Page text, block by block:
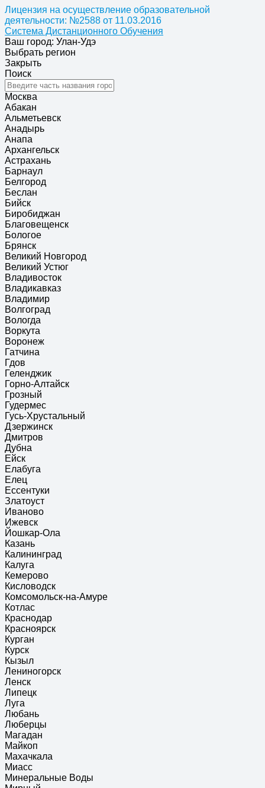
Лицензия на осуществление образовательной
деятельности: №2588 от 11.03.2016
Система Дистанционного Обучения
Ваш город: Улан-Удэ
Выбрать регион
Закрыть
Поиск
Москва
Абакан
Альметьевск
Анадырь
Анапа
Архангельск
Астрахань
Барнаул
Белгород
Беслан
Бийск
Биробиджан
Благовещенск
Бологое
Брянск
Великий Новгород
Великий Устюг
Владивосток
Владикавказ
Владимир
Волгоград
Вологда
Воркута
Воронеж
Гатчина
Гдов
Геленджик
Горно-Алтайск
Грозный
Гудермес
Гусь-Хрустальный
Дзержинск
Дмитров
Дубна
Ейск
Елабуга
Елец
Ессентуки
Златоуст
Иваново
Ижевск
Йошкар-Ола
Казань
Калининград
Калуга
Кемерово
Кисловодск
Комсомольск-на-Амуре
Котлас
Краснодар
Красноярск
Курган
Курск
Кызыл
Лениногорск
Ленск
Липецк
Луга
Любань
Люберцы
Магадан
Майкоп
Махачкала
Миасс
Минеральные Воды